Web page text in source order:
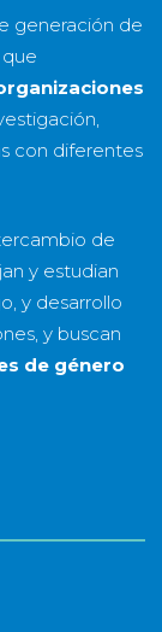
generación de
con diferentes
de
y estudian
y desarrollo
y buscan
de género